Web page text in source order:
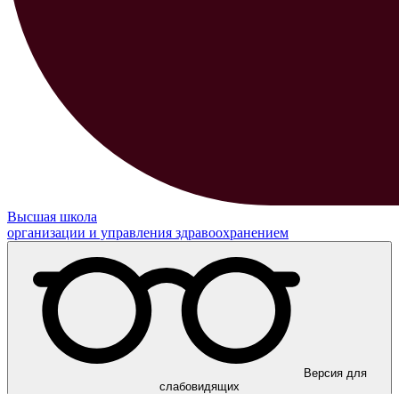
Высшая школа
организации и управления здравоохранением
Версия для
слабовидящих